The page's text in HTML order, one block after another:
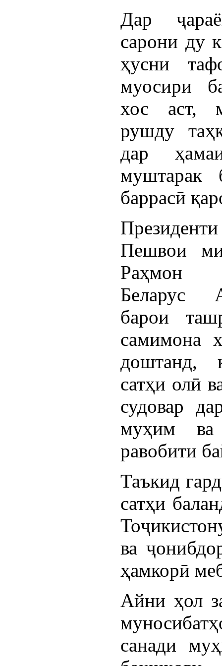
Дар
сарони ду
ҳусни
муосири
хос аст,
рушду
дар
муштарак
баррасӣ
Пешвои
Раҳмон
Беларус
барои
самимона
доштанд,
сатҳи олӣ
судовар
муҳим ва
равобити
Таъкид
сатҳи
ва
ҳамкорӣ
Айни ҳол
санади